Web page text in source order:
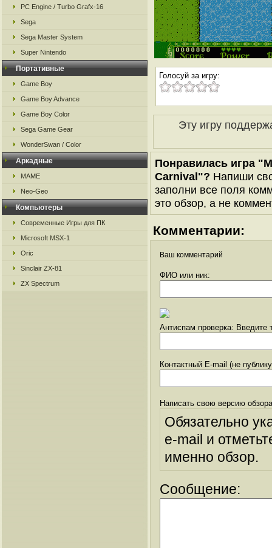
PC Engine / Turbo Grafx-16
Sega
Sega Master System
Super Nintendo
Портативные
Game Boy
Game Boy Advance
Game Boy Color
Sega Game Gear
WonderSwan / Color
Аркадные
MAME
Neo-Geo
Компьютеры
Современные Игры для ПК
Microsoft MSX-1
Oric
Sinclair ZX-81
ZX Spectrum
Голосуй за игру:
Эту игру
Понравилась игра
Carnival"? Напиши
заполни все поля
это обзор, а не
Комментарии:
Ваш комментарий
ФИО или ник:
Антиспам проверка: Введите
Контактный E-mail (не
Написать свою версию
Обязательно
e-mail и
именно обзор.
Сообщение: